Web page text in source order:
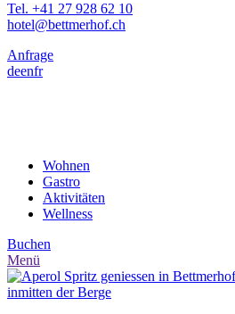
Tel. +41 27 928 62 10
hotel@bettmerhof.ch
Anfrage
deenfr
Wohnen
Gastro
Aktivitäten
Wellness
Buchen
Menü
inmitten der Berge